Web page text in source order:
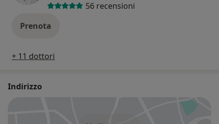
56 recensioni
Prenota
+ 11 dottori
Indirizzo